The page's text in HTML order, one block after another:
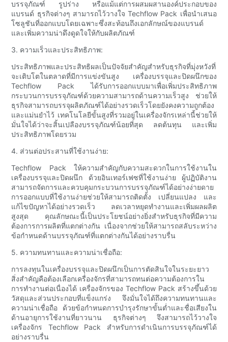
บรรจุภัณฑ์ รูปร่าง หรือแม้แต่การผสมผสานองค์ประกอบของ
แบรนด์ ธุรกิจต่างๆ สามารถไว้วางใจ Techflow Pack เพื่อนำเสนอ
โซลูชันที่ออกแบบโดยเฉพาะซึ่งสะท้อนถึงเอกลักษณ์ของแบรนด์
และเพิ่มความน่าดึงดูดใจให้กับผลิตภัณฑ์
3. ความเร็วและประสิทธิภาพ:
ประสิทธิภาพและประสิทธิผลเป็นปัจจัยสำคัญสำหรับธุรกิจที่มุ่งหวังที่
จะเติบโตในตลาดที่มีการแข่งขันสูง เครื่องบรรจุและปิดผนึกของ
Techflow Pack ได้รับการออกแบบมาเพื่อเพิ่มประสิทธิภาพ
กระบวนการบรรจุภัณฑ์ด้วยความสามารถด้านความเร็วสูง ช่วยให้
ธุรกิจสามารถบรรจุผลิตภัณฑ์ได้อย่างรวดเร็วโดยยังคงความถูกต้อง
และแม่นยำไว้ เทคโนโลยีขั้นสูงที่รวมอยู่ในเครื่องจักรเหล่านี้ช่วยให้
มั่นใจได้ว่าจะสิ้นเปลืองบรรจุภัณฑ์น้อยที่สุด ลดต้นทุน และเพิ่ม
ประสิทธิภาพโดยรวม
4. ส่วนต่อประสานที่ใช้งานง่าย:
Techflow Pack ให้ความสำคัญกับความสะดวกในการใช้งานใน
เครื่องบรรจุและปิดผนึก ด้วยอินเทอร์เฟซที่ใช้งานง่าย ผู้ปฏิบัติงาน
สามารถจัดการและควบคุมกระบวนการบรรจุภัณฑ์ได้อย่างง่ายดาย
การออกแบบที่ใช้งานง่ายช่วยให้สามารถติดตั้ง เปลี่ยนแปลง และ
แก้ไขปัญหาได้อย่างรวดเร็ว ลดเวลาหยุดทำงานและเพิ่มผลผลิต
สูงสุด คุณลักษณะนี้เป็นประโยชน์อย่างยิ่งสำหรับธุรกิจที่มีความ
ต้องการการผลิตที่แตกต่างกัน เนื่องจากช่วยให้สามารถสลับระหว่าง
ข้อกำหนดด้านบรรจุภัณฑ์ที่แตกต่างกันได้อย่างราบรื่น
5. ความทนทานและความน่าเชื่อถือ:
การลงทุนในเครื่องบรรจุและปิดผนึกเป็นการตัดสินใจในระยะยาว
สิ่งสำคัญคือต้องเลือกเครื่องจักรที่สามารถทนต่อความต้องการใน
การทำงานต่อเนื่องได้ เครื่องจักรของ Techflow Pack สร้างขึ้นด้วย
วัสดุและส่วนประกอบที่แข็งแกร่ง จึงมั่นใจได้ถึงความทนทานและ
ความน่าเชื่อถือ ด้วยข้อกำหนดการบำรุงรักษาขั้นต่ำและชื่อเสียงใน
ด้านอายุการใช้งานที่ยาวนาน ธุรกิจต่างๆ จึงสามารถไว้วางใจ
เครื่องจักร Techflow Pack สำหรับการดำเนินการบรรจุภัณฑ์ได้
อย่างราบรื่น